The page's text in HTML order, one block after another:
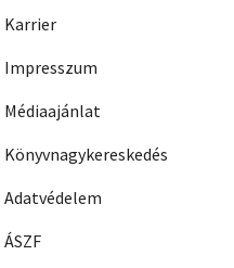
Karrier
Impresszum
Médiaajánlat
Könyvnagykereskedés
Adatvédelem
ÁSZF